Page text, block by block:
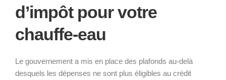
d’impôt pour votre
chauffe-eau
Le gouvernement a mis en place des plafonds au-delà
desquels les dépenses ne sont plus éligibles au crédit